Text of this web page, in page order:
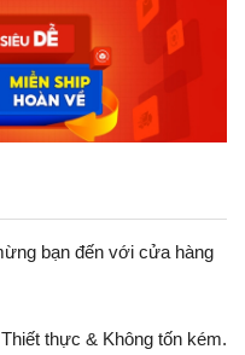
bạn đến với cửa hàng
thực & Không tốn kém.